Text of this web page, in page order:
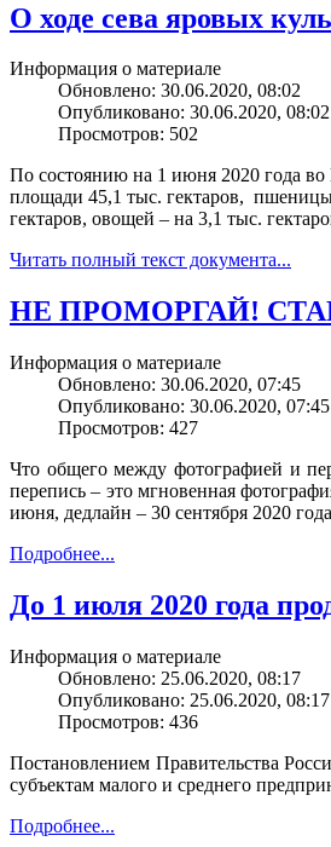
О ходе сева яровых
Информация о материале
Обновлено: 30.06.2020, 08:02
Опубликовано: 30.06.2020, 08:02
Просмотров: 502
По состоянию на 1 июня 2020 года во
площади 45,1 тыс. гектаров, пшеницы
гектаров, овощей – на 3,1 тыс.
Читать полный текст документа...
НЕ ПРОМОРГАЙ!
Информация о материале
Обновлено: 30.06.2020, 07:45
Опубликовано: 30.06.2020, 07:45
Просмотров: 427
Что общего между фотографией и
перепись – это мгновенная
июня, дедлайн – 30 сентября 2020
Подробнее...
До 1 июля 2020 года
Информация о материале
Обновлено: 25.06.2020, 08:17
Опубликовано: 25.06.2020, 08:17
Просмотров: 436
Постановлением Правительства
субъектам малого и среднего
Подробнее...